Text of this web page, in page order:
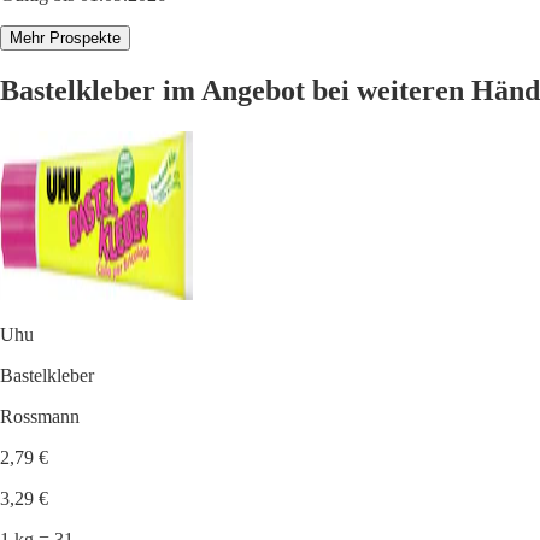
Mehr Prospekte
Bastelkleber im Angebot bei weiteren
Uhu
Bastelkleber
Rossmann
2,79 €
3,29 €